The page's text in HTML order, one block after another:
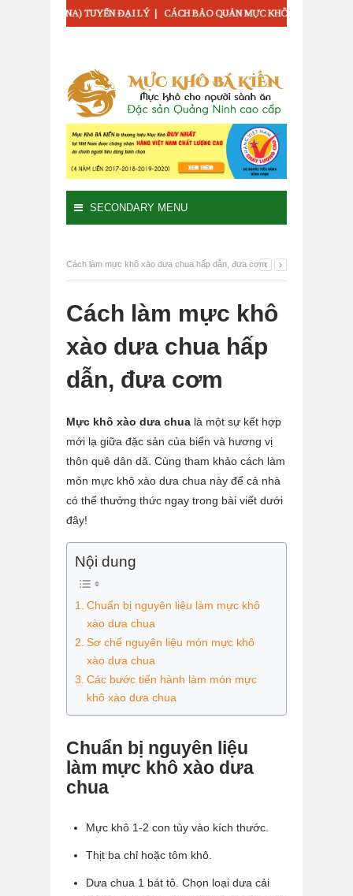
TUYỂN ĐẠI LÝ|CÁCH BẢO QUẢN MỰC KHÔ LÂU MÀ KHÔNG
SECONDARY MENU
Cách làm mực khô xào dưa chua hấp dẫn, đưa cơm
Cách làm mực khô
xào dưa chua hấp
dẫn, đưa cơm
Mực khô xào dưa chua là một sự kết hợp
mới lạ giữa đặc sản của biển và hương vị
thôn quê dân dã. Cùng tham khảo cách làm
món mực khô xào dưa chua này để cả nhà
có thể thưởng thức ngay trong bài viết dưới
đây!
Nội dung
Chuẩn bị nguyên liệu làm mực khô
xào dưa chua
Sơ chế nguyên liệu món mực khô
xào dưa chua
Các bước tiến hành làm món mực
khô xào dưa chua
Chuẩn bị nguyên liệu
làm mực khô xào dưa
chua
Mực khô 1-2 con tùy vào kích thước.
Thịt ba chỉ hoặc tôm khô.
Dưa chua 1 bát tô. Chọn loại dưa cải